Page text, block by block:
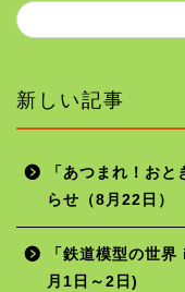
新しい記事
「あつまれ！お
らせ（8月22日）
「鉄道模型の世
月1日～2日)